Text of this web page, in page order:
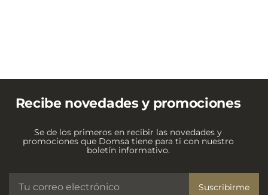
Recibe novedades y promociones
Se de los primeros en recibir las novedades y
promociones que Domsa tiene para ti con nuestro
boletín informativo.
Suscribirme